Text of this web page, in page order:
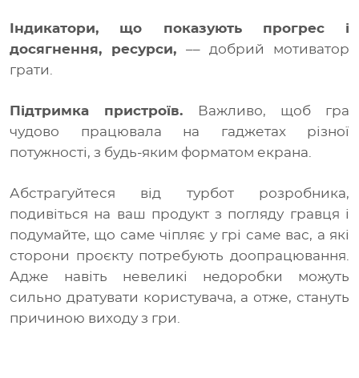
Індикатори, що показують прогрес і
досягнення, ресурси, –– добрий мотиватор
грати.
Підтримка пристроїв. Важливо, щоб гра
чудово працювала на гаджетах різної
потужності, з будь-яким форматом екрана.
Абстрагуйтеся від турбот розробника,
подивіться на ваш продукт з погляду гравця і
подумайте, що саме чіпляє у грі саме вас, а які
сторони проєкту потребують доопрацювання.
Адже навіть невеликі недоробки можуть
сильно дратувати користувача, а отже, стануть
причиною виходу з гри.